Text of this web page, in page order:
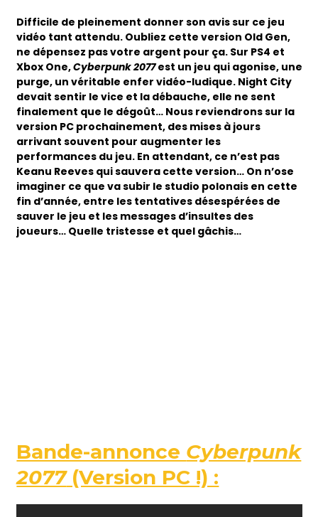
Difficile de pleinement donner son avis sur ce jeu
vidéo tant attendu. Oubliez cette version Old Gen,
ne dépensez pas votre argent pour ça. Sur PS4 et
Xbox One,Cyberpunk 2077est un jeu qui agonise, une
purge, un véritable enfer vidéo-ludique. Night City
devait sentir le vice et la débauche, elle ne sent
finalement que le dégoût… Nous reviendrons sur la
version PC prochainement, des mises à jours
arrivant souvent pour augmenter les
performances du jeu. En attendant, ce n’est pas
Keanu Reeves qui sauvera cette version… On n’ose
imaginer ce que va subir le studio polonais en cette
fin d’année, entre les tentatives désespérées de
sauver le jeu et les messages d’insultes des
joueurs… Quelle tristesse et quel gâchis…
Bande-annonce Cyberpunk
2077(Version PC !) :